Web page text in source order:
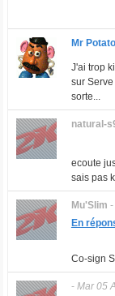
Mr Potato
J'ai trop
sur
sorte...
natural-
ecoute
sais pas
Mu'Slim -
En
Co-sign
- Mar 05